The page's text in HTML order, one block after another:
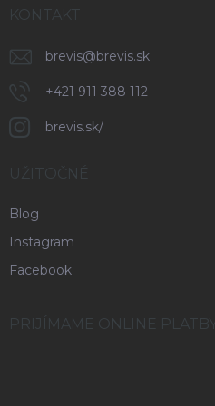
KONTAKT
brevis@brevis.sk
+421 911 388 112
brevis.sk/
UŽITOČNÉ
Blog
Instagram
Facebook
PRIJÍMAME ONLINE PLATBY